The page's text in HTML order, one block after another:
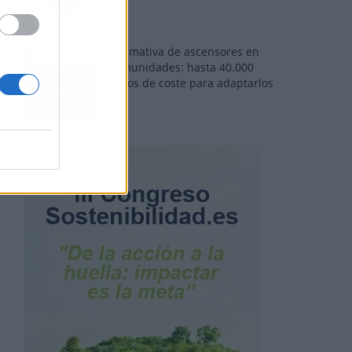
Normativa de ascensores en
comunidades: hasta 40.000
euros de coste para adaptarlos